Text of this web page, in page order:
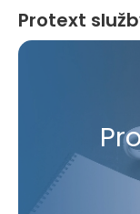
Protext